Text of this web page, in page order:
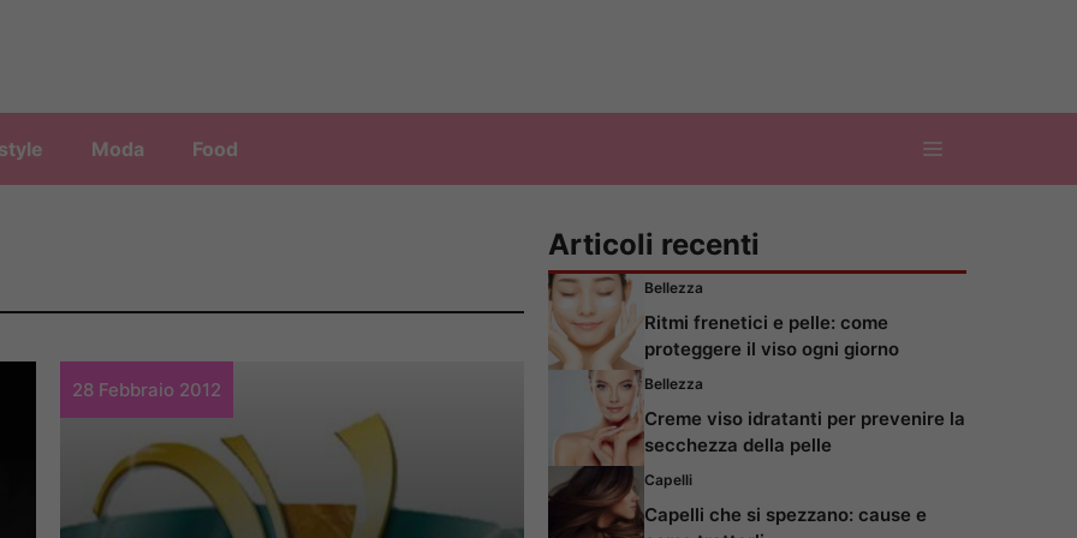
Moda Food
28 Febbraio 2012
Articoli recenti
Bellezza
Ritmi frenetici e pelle: come
proteggere il viso ogni giorno
Bellezza
Creme viso idratanti per prevenire la
secchezza della pelle
Capelli
Capelli che si spezzano: cause e